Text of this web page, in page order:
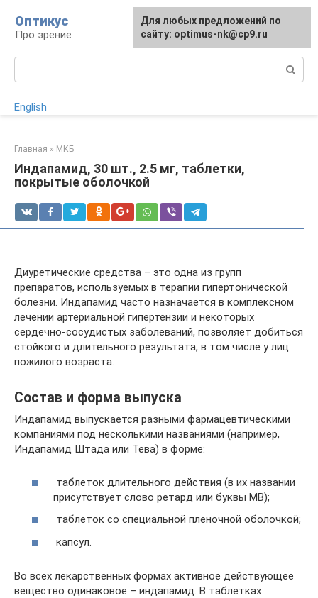
контенту
Оптикус
Про зрение
English
Главная » МКБ
Индапамид, 30 шт., 2.5 мг, таблетки,
покрытые оболочкой
Диуретические средства – это одна из групп
препаратов, используемых в терапии гипертонической
болезни. Индапамид часто назначается в комплексном
лечении артериальной гипертензии и некоторых
сердечно-сосудистых заболеваний, позволяет добиться
стойкого и длительного результата, в том числе у лиц
пожилого возраста.
Состав и форма выпуска
Индапамид выпускается разными фармацевтическими
компаниями под несколькими названиями (например,
Индапамид Штада или Тева) в форме:
таблеток длительного действия (в их названии
присутствует слово ретард или буквы МВ);
таблеток со специальной пленочной оболочкой;
капсул.
Во всех лекарственных формах активное действующее
вещество одинаковое – индапамид. В таблетках
Для любых предложений по
сайту: optimus-nk@cp9.ru